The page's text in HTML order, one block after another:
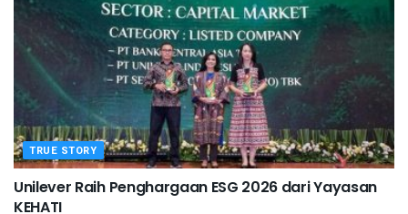
TRUE STORY
Unilever Raih Penghargaan ESG 2026 dari Yayasan
KEHATI